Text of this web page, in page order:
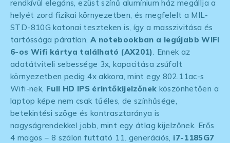
rendkívül elegáns, ezüst színű alumínium ház megállja a
helyét zord fizikai környezetben, és megfelelt a MIL-
STD-810G katonai teszteken is, így a masszivitása és
tartóssága páratlan. A notebookban a legújabb WIFI
6-os Wifi kártya található (AX201) . Ennek az
adatátviteli sebessége 3x, kapacitása zsúfolt
környezetben pedig 4x akkora, mint egy 802.11ac-s
Wifi-nek, Full HD IPS érintőkijelzőnek köszönhetően a
laptop képe nem csak tűéles, de színhűsége,
betekintési szöge és kontrasztaránya is
nagyságrendekkel jobb, mint egy átlag kijelzőnek. Erős
4 magos – 8 szálon futtató 11. generációs, i7-1185G7